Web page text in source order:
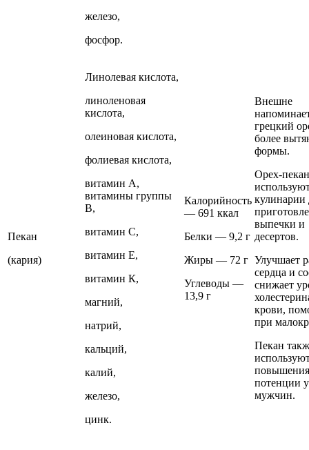
железо,
фосфор.
Пекан
(кария)
Линолевая кислота,
линоленовая
кислота,
олеиновая кислота,
фолиевая кислота,
витамин А,
витамины группы
В,
витамин С,
витамин Е,
витамин К,
магний,
натрий,
кальций,
калий,
железо,
цинк.
Калорийность
— 691 ккал
Белки — 9,2 г
Жиры — 72 г
Углеводы —
13,9 г
Внешне
грецкий
более
формы.
Орех-пекан
кулинарии
выпечки и
десертов.
Улучшает
сердца и
снижает
крови,
при
Пекан
повышения
потенции у
мужчин.